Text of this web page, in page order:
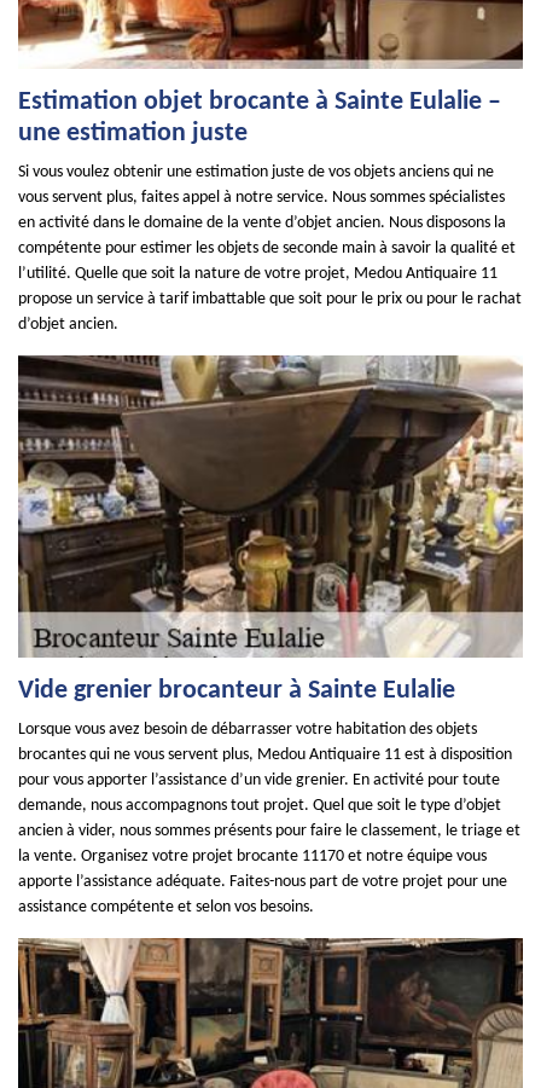
Estimation objet brocante à Sainte Eulalie –
une estimation juste
Si vous voulez obtenir une estimation juste de vos objets anciens qui ne
vous servent plus, faites appel à notre service. Nous sommes spécialistes
en activité dans le domaine de la vente d’objet ancien. Nous disposons la
compétente pour estimer les objets de seconde main à savoir la qualité et
l’utilité. Quelle que soit la nature de votre projet, Medou Antiquaire 11
propose un service à tarif imbattable que soit pour le prix ou pour le rachat
d’objet ancien.
Vide grenier brocanteur à Sainte Eulalie
Lorsque vous avez besoin de débarrasser votre habitation des objets
brocantes qui ne vous servent plus, Medou Antiquaire 11 est à disposition
pour vous apporter l’assistance d’un vide grenier. En activité pour toute
demande, nous accompagnons tout projet. Quel que soit le type d’objet
ancien à vider, nous sommes présents pour faire le classement, le triage et
la vente. Organisez votre projet brocante 11170 et notre équipe vous
apporte l’assistance adéquate. Faites-nous part de votre projet pour une
assistance compétente et selon vos besoins.